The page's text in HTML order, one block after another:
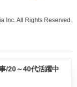
Inc. All Rights Reserved.
/20～40代活躍中